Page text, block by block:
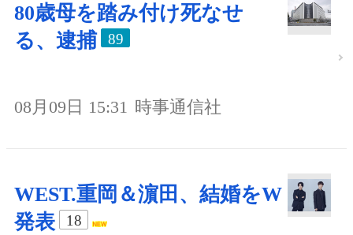
80歳母を踏み付け死なせ
る、逮捕
89
08月09日 15:31 時事通信社
WEST.重岡＆濵田、結婚をW
発表
18